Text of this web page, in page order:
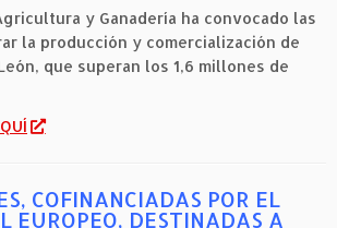
y Ganadería ha convocado las
la producción y comercialización de
que superan los 1,6 millones de
COFINANCIADAS POR EL
EUROPEO, DESTINADAS A